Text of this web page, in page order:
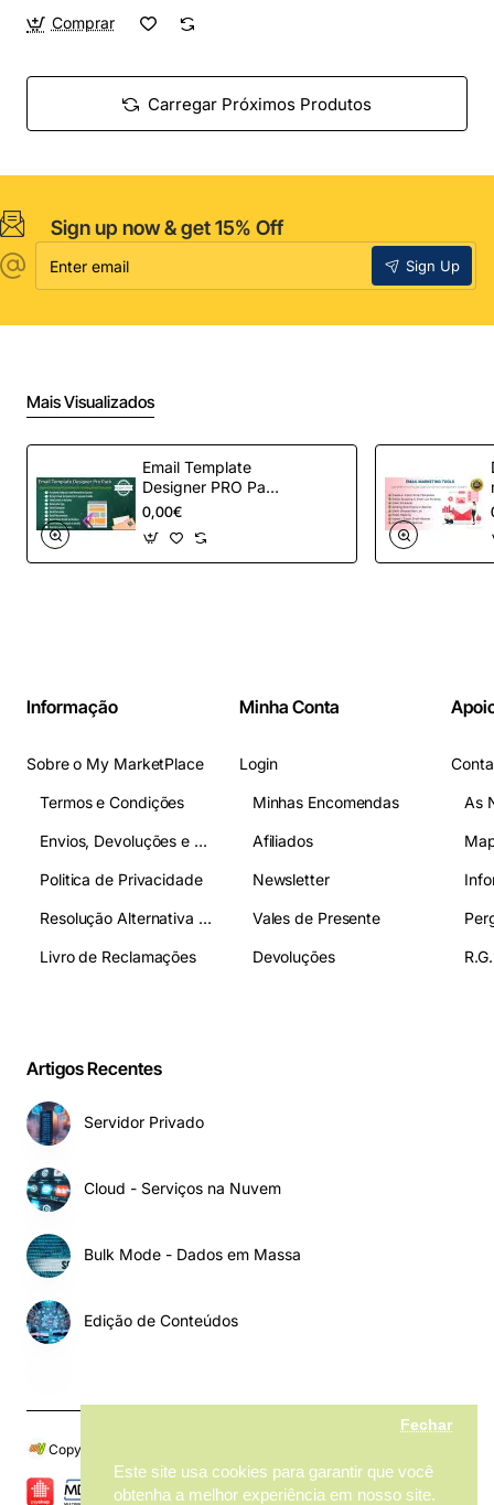
Este site usa cookies para garantir que você
obtenha a melhor experiência em nosso site.
Fechar
Comprar
Carregar Próximos Produtos
Sign up now & get 15% Off
email
Sign Up
Mais Visualizados
Email Template
Designer PRO Pack
– Automação de e-
mail definitiva para
OpenCart
0,00€
Informação
Sobre o My MarketPlace
Termos e Condições
Envios, Devoluções e Pagamentos
Politica de Privacidade
Resolução Alternativa de Litígios
Livro de Reclamações
Minha Conta
Login
Minhas Encomendas
Afiliados
Newsletter
Vales de Presente
Devoluções
As
Artigos Recentes
Servidor Privado
Cloud - Serviços na Nuvem
Bulk Mode - Dados em Massa
Edição de Conteúdos
Copyright © 2024, My MarketPlace, Todos os Direitos Reservados